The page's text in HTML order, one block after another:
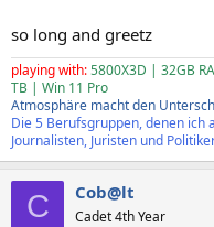
so long and greetz
playing with:5800X3D | 32GB
TB | Win 11 Pro
Atmosphäre macht den
Die 5 Berufsgruppen, denen ich
Journalisten, Juristen und
C Cob@lt
Cadet 4th Year